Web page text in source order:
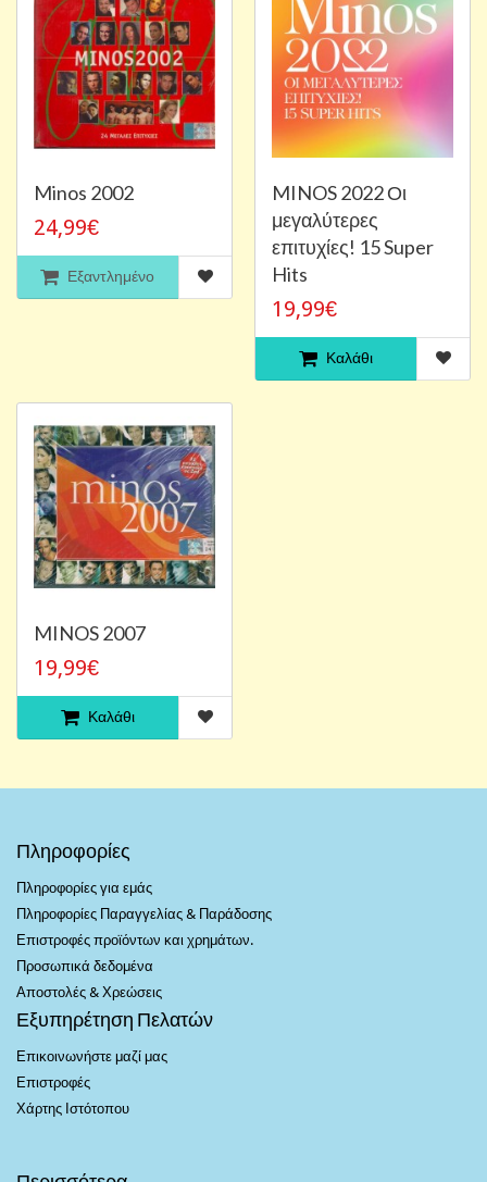
Minos 2002
24,99€
Εξαντλημένο
MINOS 2022 Οι
μεγαλύτερες
επιτυχίες! 15 Super
Hits
19,99€
Καλάθι
MINOS 2007
19,99€
Καλάθι
Πληροφορίες
Πληροφορίες για εμάς
Πληροφορίες Παραγγελίας & Παράδοσης
Επιστροφές προϊόντων και χρημάτων.
Προσωπικά δεδομένα
Αποστολές & Χρεώσεις
Εξυπηρέτηση Πελατών
Επικοινωνήστε μαζί μας
Επιστροφές
Χάρτης Ιστότοπου